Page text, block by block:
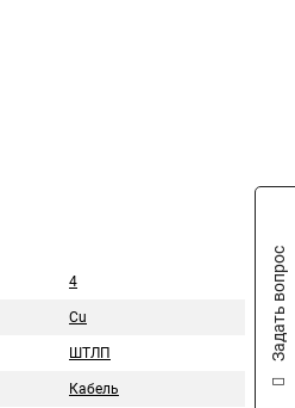
4
Cu
ШТЛП
Кабель
Задать вопрос